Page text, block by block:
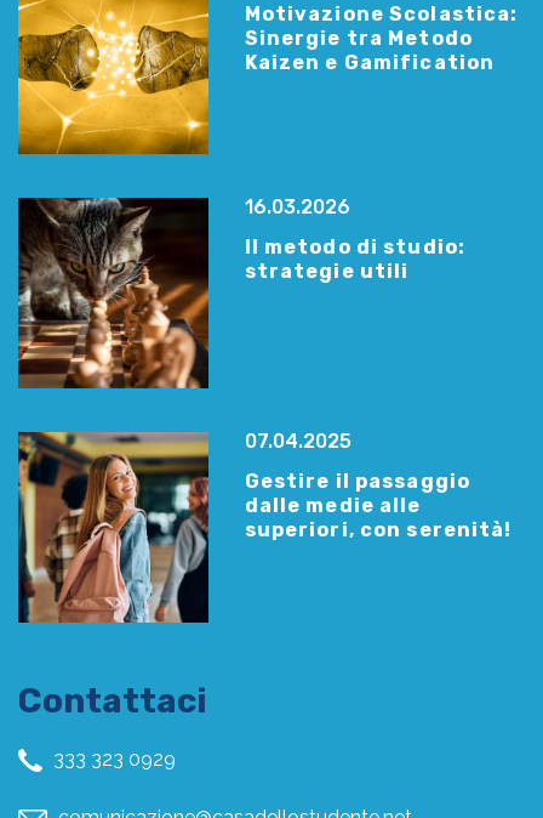
Motivazione Scolastica:
Sinergie tra Metodo
Kaizen e Gamification
16.03.2026
Il metodo di studio:
strategie utili
07.04.2025
Gestire il passaggio
dalle medie alle
superiori, con serenità!
Contattaci
333 323 0929